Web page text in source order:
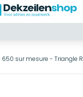
650 sur mesure - Triangle R